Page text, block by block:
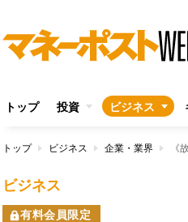
トップ 投資 ビジネス
トップ ビジネス 企業・業界
ビジネス
有料会員限定